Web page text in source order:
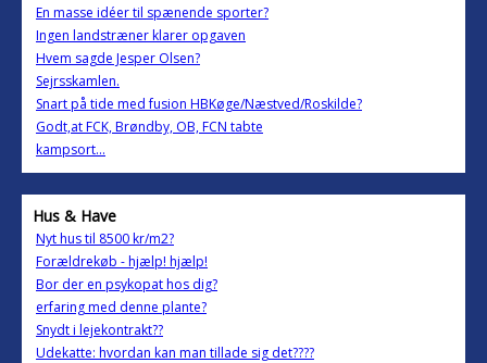
En masse idéer til spænende sporter?
Ingen landstræner klarer opgaven
Hvem sagde Jesper Olsen?
Sejrsskamlen.
Snart på tide med fusion HBKøge/Næstved/Roskilde?
Godt,at FCK, Brøndby, OB, FCN tabte
kampsort...
Hus & Have
Nyt hus til 8500 kr/m2?
Forældrekøb - hjælp! hjælp!
Bor der en psykopat hos dig?
erfaring med denne plante?
Snydt i lejekontrakt??
Udekatte: hvordan kan man tillade sig det????